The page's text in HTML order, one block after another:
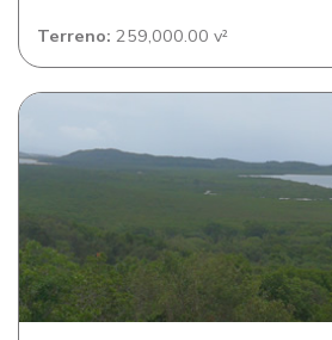
Terreno: 259,000.00 v²
Lote de Terreno en Isla